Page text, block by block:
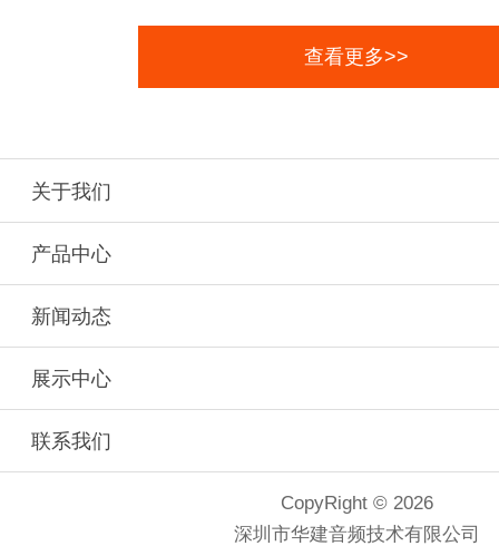
查看更多>>
关于我们
产品中心
新闻动态
展示中心
联系我们
CopyRight © 2026
深圳市华建音频技术有限公司